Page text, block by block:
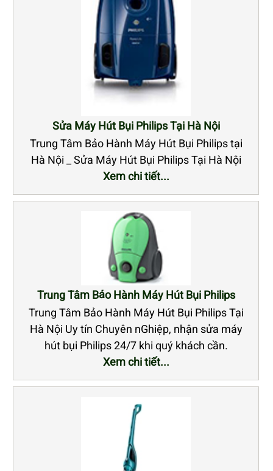
Sửa Máy Hút Bụi Philips Tại Hà Nội
Trung Tâm Bảo Hành Máy Hút Bụi Philips tại
Hà Nội _ Sửa Máy Hút Bụi Philips Tại Hà Nội
Xem chi tiết...
Trung Tâm Bảo Hành Máy Hút Bụi Philips
Trung Tâm Bảo Hành Máy Hút Bụi Philips Tại
Hà Nội Uy tín Chuyên nGhiệp, nhận sửa máy
hút bụi Philips 24/7 khi quý khách cần.
Xem chi tiết...